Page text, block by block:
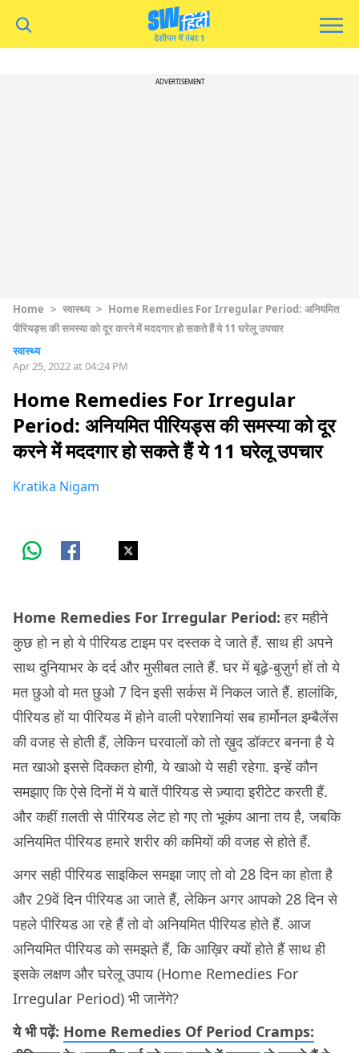
ADVERTISEMENT
Home > स्वास्थ्य > Home Remedies For Irregular Period: अनियमित
पीरियड्स की समस्या को दूर करने में मददगार हो सकते हैं ये 11 घरेलू उपचार
स्वास्थ्य
Apr 25, 2022 at 04:24 PM
Home Remedies For Irregular
Period: अनियमित पीरियड्स की समस्या को दूर
करने में मददगार हो सकते हैं ये 11 घरेलू उपचार
Kratika Nigam
Home Remedies For Irregular Period:हर महीने
कुछ हो न हो ये पीरियड टाइम पर दस्तक दे जाते हैं. साथ ही अपने
साथ दुनियाभर के दर्द और मुसीबत लाते हैं. घर में बूढ़े-बुज़ुर्ग हों तो ये
मत छुओ वो मत छुओ 7 दिन इसी सर्कस में निकल जाते हैं. हालांकि,
पीरियड हों या पीरियड में होने वाली परेशानियां सब हार्मोनल इम्बैलेंस
की वजह से होती हैं, लेकिन घरवालों को तो ख़ुद डॉक्टर बनना है ये
मत खाओ इससे दिक्कत होगी, ये खाओ ये सही रहेगा. इन्हें कौन
समझाए कि ऐसे दिनों में ये बातें पीरियड से ज़्यादा इरीटेट करती हैं.
और कहीं ग़लती से पीरियड लेट हो गए तो भूकंप आना तय है, जबकि
अनियमित पीरियड हमारे शरीर की कमियों की वजह से होते हैं.
अगर सही पीरियड साइकिल समझा जाए तो वो 28 दिन का होता है
और 29वें दिन पीरियड आ जाते हैं, लेकिन अगर आपको 28 दिन से
पहले पीरियड आ रहे हैं तो वो अनियमित पीरियड होते हैं. आज
अनियमित पीरियड को समझते हैं, कि आख़िर क्यों होते हैं साथ ही
इसके लक्षण और घरेलू उपाय (Home Remedies For
Irregular Period) भी जानेंगे?
ये भी पढ़ें: Home Remedies Of Period Cramps: